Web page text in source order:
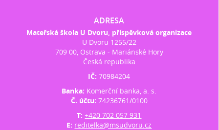
ADRESA
Mateřská škola U Dvoru, příspěvková organizace
U Dvoru 1255/22
709 00, Ostrava - Mariánské Hory
Česká republika
IČ:70984204
Banka: Komerční banka, a. s.
Č. účtu: 74236761/0100
T:+420 702 057 931
E: reditelka@msudvoru.cz